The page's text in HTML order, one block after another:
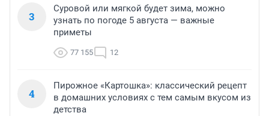
3
Суровой или мягкой будет зима, можно
узнать по погоде 5 августа — важные
приметы
77 155 12
4
Пирожное «Картошка»: классический рецепт
в домашних условиях с тем самым вкусом из
детства